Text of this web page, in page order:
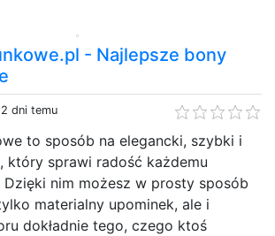
- Najlepsze bony
dni temu
to sposób na elegancki, szybki i
który sprawi radość każdemu
Dzięki nim możesz w prosty sposób
materialny upominek, ale i
dokładnie tego, czego ktoś